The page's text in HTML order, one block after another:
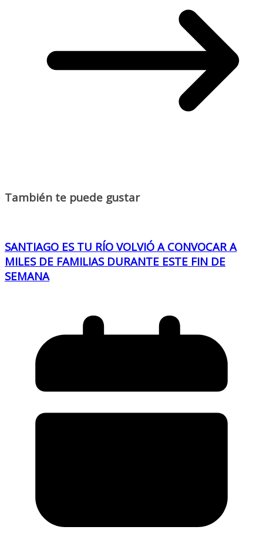
También te puede gustar
SANTIAGO ES TU RÍO VOLVIÓ A CONVOCAR A
MILES DE FAMILIAS DURANTE ESTE FIN DE
SEMANA